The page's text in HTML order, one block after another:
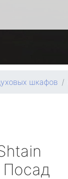
шкафов
Посад